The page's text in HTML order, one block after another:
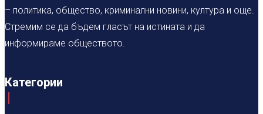
– политика, общество, криминални новини, култура и още.
Стремим се да бъдем гласът на истината и да
информираме обществото.
Категории